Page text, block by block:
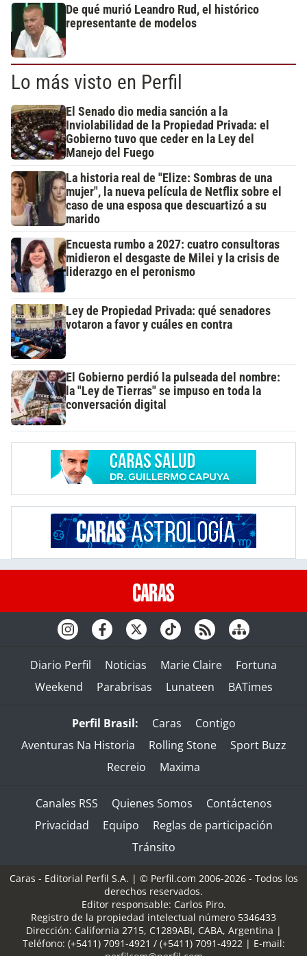
De qué murió Leandro Rud, el histórico
representante de modelos
Lo más visto en Perfil
El Senado dio media sanción a la
Inviolabilidad de la Propiedad Privada: el
Gobierno tuvo que ceder en la Ley del
Manejo del Fuego
La historia real de "Elize: Sombras de una
mujer", la nueva película de Netflix sobre el
caso de una esposa que descuartizó a su
marido
Encuesta rumbo a 2027: cuatro consultoras
midieron el desgaste de Milei y la crisis de
liderazgo en el peronismo
Ley de Propiedad Privada: qué senadores
votaron a favor y cuáles en contra
El Gobierno perdió la pulseada del nombre:
la "Ley de Tierras" se impuso en toda la
conversación digital
Diario Perfil Noticias Marie Claire
Fortuna
Weekend
Parabrisas Lunateen BATimes
Perfil Brasil: Caras
Contigo
Aventuras Na Historia
Rolling Stone
Sport Buzz
Recreio
Maxima
Canales RSS Quienes Somos
Contáctenos
Privacidad
Equipo
Reglas de participación
Tránsito
Caras - Editorial Perfil S.A. | © Perfil.com 2006-2026 - Todos los
derechos reservados.
Editor responsable: Carlos Piro.
Registro de la propiedad intelectual número 5346433
Dirección: California 2715, C1289ABI, CABA, Argentina |
Teléfono: (+5411) 7091-4921 / (+5411) 7091-4922| E-mail: